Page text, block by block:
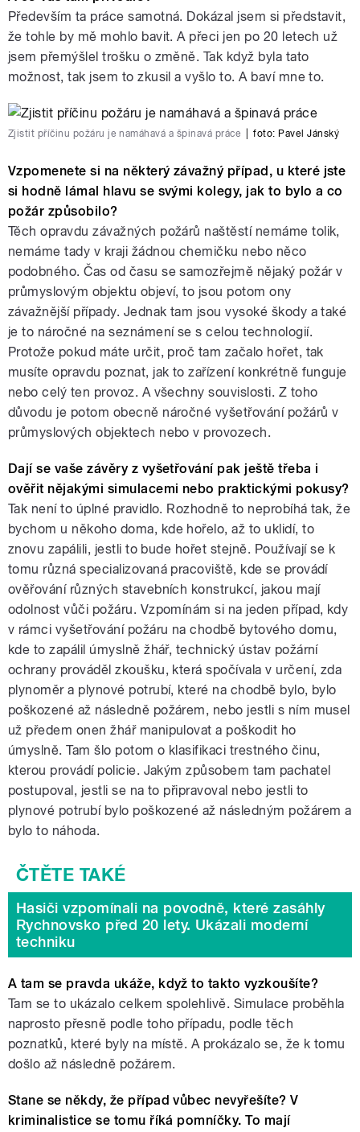
Především ta práce samotná. Dokázal jsem si představit,
že tohle by mě mohlo bavit. A přeci jen po 20 letech už
jsem přemýšlel trošku o změně. Tak když byla tato
možnost, tak jsem to zkusil a vyšlo to. A baví mne to.
Zjistit příčinu požáru je namáhavá a špinavá práce foto: Pavel Jánský
Vzpomenete si na některý závažný případ, u které jste
si hodně lámal hlavu se svými kolegy, jak to bylo a co
požár způsobilo?
Těch opravdu závažných požárů naštěstí nemáme tolik,
nemáme tady v kraji žádnou chemičku nebo něco
podobného. Čas od času se samozřejmě nějaký požár v
průmyslovým objektu objeví, to jsou potom ony
závažnější případy. Jednak tam jsou vysoké škody a také
je to náročné na seznámení se s celou technologií.
Protože pokud máte určit, proč tam začalo hořet, tak
musíte opravdu poznat, jak to zařízení konkrétně funguje
nebo celý ten provoz. A všechny souvislosti. Z toho
důvodu je potom obecně náročné vyšetřování požárů v
průmyslových objektech nebo v provozech.
Dají se vaše závěry z vyšetřování pak ještě třeba i
ověřit nějakými simulacemi nebo praktickými pokusy?
Tak není to úplné pravidlo. Rozhodně to neprobíhá tak, že
bychom u někoho doma, kde hořelo, až to uklidí, to
znovu zapálili, jestli to bude hořet stejně. Používají se k
tomu různá specializovaná pracoviště, kde se provádí
ověřování různých stavebních konstrukcí, jakou mají
odolnost vůči požáru. Vzpomínám si na jeden případ, kdy
v rámci vyšetřování požáru na chodbě bytového domu,
kde to zapálil úmyslně žhář, technický ústav požární
ochrany prováděl zkoušku, která spočívala v určení, zda
plynoměr a plynové potrubí, které na chodbě bylo, bylo
poškozené až následně požárem, nebo jestli s ním musel
už předem onen žhář manipulovat a poškodit ho
úmyslně. Tam šlo potom o klasifikaci trestného činu,
kterou provádí policie. Jakým způsobem tam pachatel
postupoval, jestli se na to připravoval nebo jestli to
plynové potrubí bylo poškozené až následným požárem a
bylo to náhoda.
Hasiči vzpomínali na povodně, které zasáhly
Rychnovsko před 20 lety. Ukázali moderní
techniku
A tam se pravda ukáže, když to takto vyzkoušíte?
Tam se to ukázalo celkem spolehlivě. Simulace proběhla
naprosto přesně podle toho případu, podle těch
poznatků, které byly na místě. A prokázalo se, že k tomu
došlo až následně požárem.
Stane se někdy, že případ vůbec nevyřešíte? V
kriminalistice se tomu říká pomníčky. To mají